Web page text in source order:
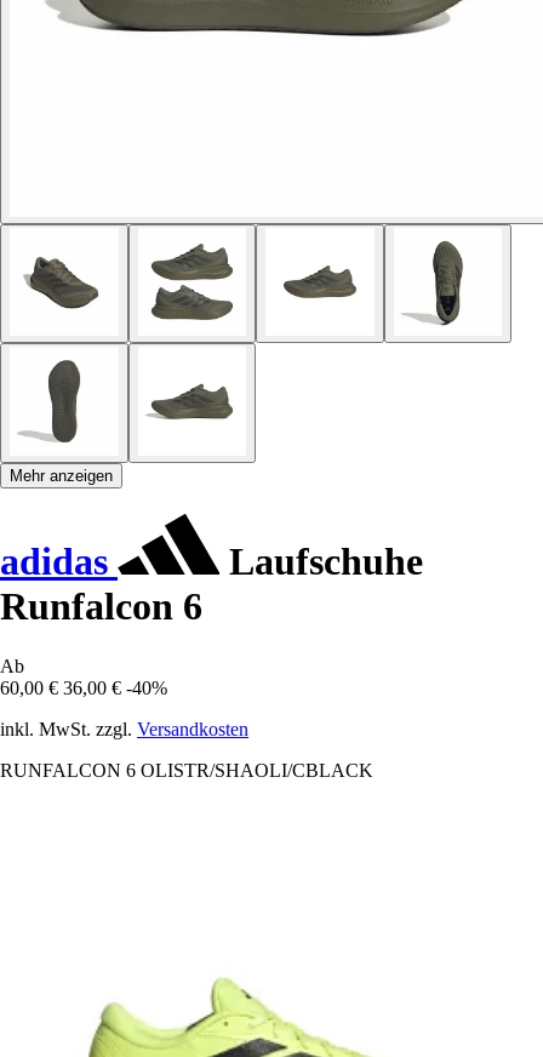
Mehr anzeigen
adidas
Laufschuhe
Runfalcon 6
Ab
60,00 € 36,00 € -40%
inkl. MwSt. zzgl. Versandkosten
RUNFALCON 6 OLISTR/SHAOLI/CBLACK